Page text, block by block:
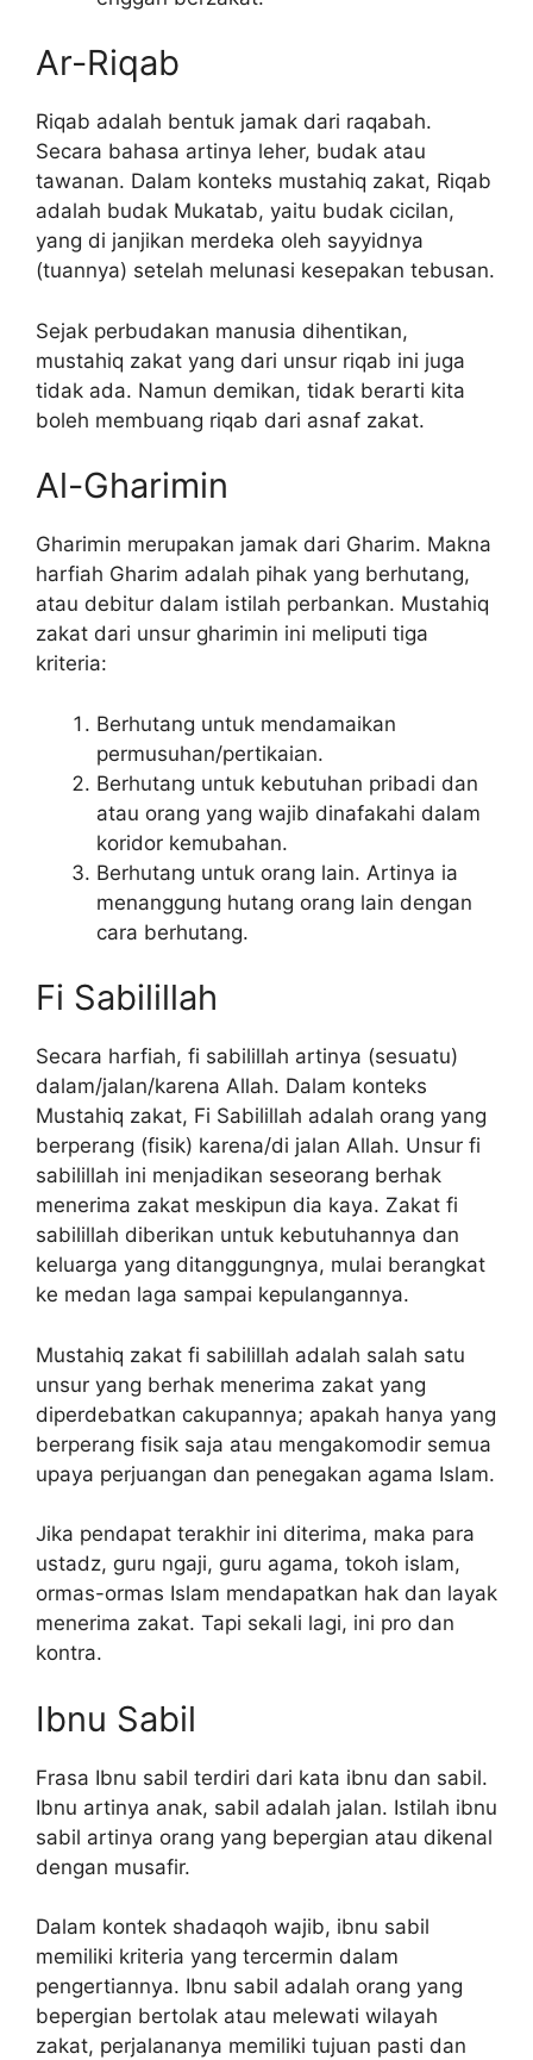
Ar-Riqab
Riqab adalah bentuk jamak dari raqabah.
Secara bahasa artinya leher, budak atau
tawanan. Dalam konteks mustahiq zakat, Riqab
adalah budak Mukatab, yaitu budak cicilan,
yang di janjikan merdeka oleh sayyidnya
(tuannya) setelah melunasi kesepakan tebusan.
Sejak perbudakan manusia dihentikan,
mustahiq zakat yang dari unsur riqab ini juga
tidak ada. Namun demikan, tidak berarti kita
boleh membuang riqab dari asnaf zakat.
Al-Gharimin
Gharimin merupakan jamak dari Gharim. Makna
harfiah Gharim adalah pihak yang berhutang,
atau debitur dalam istilah perbankan. Mustahiq
zakat dari unsur gharimin ini meliputi tiga
kriteria:
Berhutang untuk mendamaikan
permusuhan/pertikaian.
Berhutang untuk kebutuhan pribadi dan
atau orang yang wajib dinafakahi dalam
koridor kemubahan.
Berhutang untuk orang lain. Artinya ia
menanggung hutang orang lain dengan
cara berhutang.
Fi Sabilillah
Secara harfiah, fi sabilillah artinya (sesuatu)
dalam/jalan/karena Allah. Dalam konteks
Mustahiq zakat, Fi Sabilillah adalah orang yang
berperang (fisik) karena/di jalan Allah. Unsur fi
sabilillah ini menjadikan seseorang berhak
menerima zakat meskipun dia kaya. Zakat fi
sabilillah diberikan untuk kebutuhannya dan
keluarga yang ditanggungnya, mulai berangkat
ke medan laga sampai kepulangannya.
Mustahiq zakat fi sabilillah adalah salah satu
unsur yang berhak menerima zakat yang
diperdebatkan cakupannya; apakah hanya yang
berperang fisik saja atau mengakomodir semua
upaya perjuangan dan penegakan agama Islam.
Jika pendapat terakhir ini diterima, maka para
ustadz, guru ngaji, guru agama, tokoh islam,
ormas-ormas Islam mendapatkan hak dan layak
menerima zakat. Tapi sekali lagi, ini pro dan
kontra.
Ibnu Sabil
Frasa Ibnu sabil terdiri dari kata ibnu dan sabil.
Ibnu artinya anak, sabil adalah jalan. Istilah ibnu
sabil artinya orang yang bepergian atau dikenal
dengan musafir.
Dalam kontek shadaqoh wajib, ibnu sabil
memiliki kriteria yang tercermin dalam
pengertiannya. Ibnu sabil adalah orang yang
bepergian bertolak atau melewati wilayah
zakat, perjalananya memiliki tujuan pasti dan